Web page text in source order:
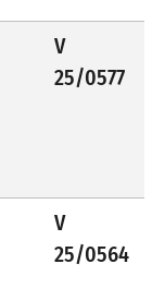
V
25/0577
V
25/0564